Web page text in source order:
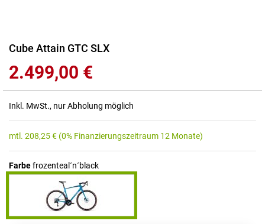
Zum
der
Bildgalerie
springen
Cube Attain GTC SLX
2.499,00 €
Inkl. MwSt., nur Abholung möglich
mtl. 208,25€ (0% Finanzierungszeitraum 12 Monate)
Farbefrozenteal´n´black